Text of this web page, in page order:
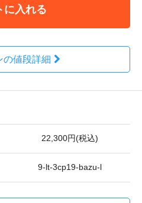
に入れる
の値段詳細
22,300円(税込)
9-lt-3cp19-bazu-l